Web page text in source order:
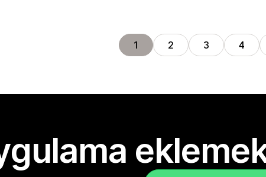
1 2 3 4